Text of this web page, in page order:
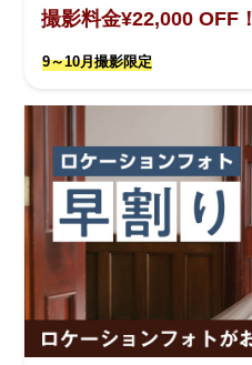
撮影料金¥22,000 OFF！
9～10月撮影限定